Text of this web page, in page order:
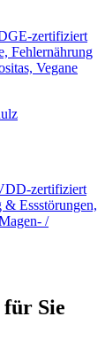
zertifiziert
Fehlernährung
Vegane
zertifiziert
& Essstörungen,
/
Sie